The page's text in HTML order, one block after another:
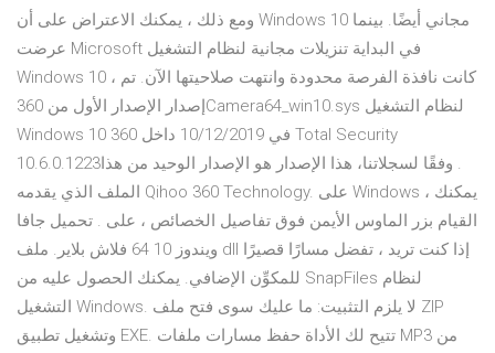
ومع ذلك ، يمكنك الاعتراض على أن Windows 10 مجاني أيضًا. بينما
عرضت Microsoft في البداية تنزيلات مجانية لنظام التشغيل
Windows 10 ، كانت نافذة الفرصة محدودة وانتهت صلاحيتها الآن. تم
إصدار الإصدار الأول من 360Camera64_win10.sys لنظام التشغيل
Windows 10 في 10/12/2019 داخل 360 Total Security
10.6.0.1223‏. وفقًا لسجلاتنا، هذا الإصدار هو الإصدار الوحيد من هذا
الملف الذي يقدمه Qihoo 360 Technology. على Windows ، يمكنك
القيام بزر الماوس الأيمن فوق تفاصيل الخصائص ، على . تحميل جافا
ويندوز 10 64 فلاش بلاير. ملف dll إذا كنت تريد ، تفضل مسارًا قصيرًا
للمكوِّن الإضافي. يمكنك الحصول عليه من SnapFiles لنظام
التشغيل Windows. لا يلزم التثبيت: ما عليك سوى فتح ملف ZIP
وتشغيل تطبيق EXE. تتيح لك الأداة حفظ مسارات ملفات MP3 من